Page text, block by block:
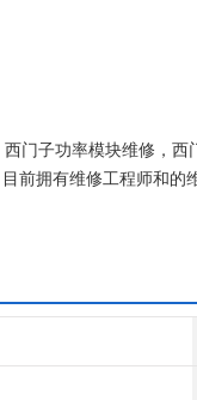
门子功率模块维修，
前拥有维修工程师和